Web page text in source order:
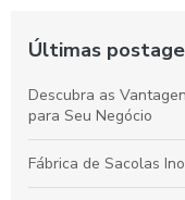
Últimas
Descubra as
para Seu Negócio
Fábrica de Sacolas